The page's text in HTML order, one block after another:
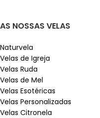
AS NOSSAS VELAS
Naturvela
Velas de Igreja
Velas Ruda
Velas de Mel
Velas Esotéricas
Velas Personalizadas
Velas Citronela